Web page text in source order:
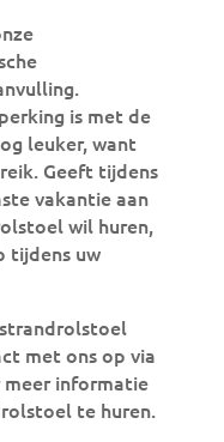
is met de
leuker, want
Geeft tijdens
vakantie aan
wil huren,
tijdens uw
met ons op via
informatie
te huren.